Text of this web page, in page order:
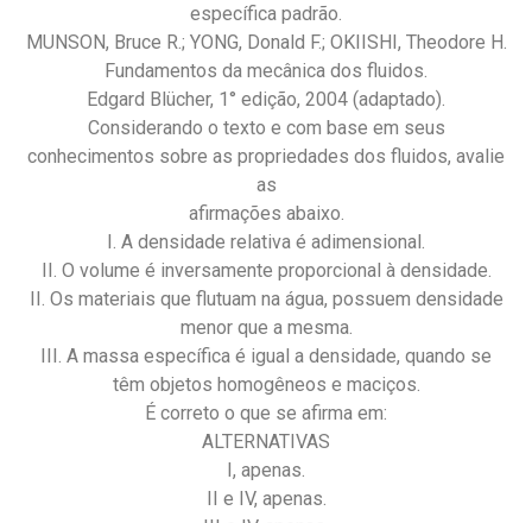
específica padrão.
MUNSON, Bruce R.; YONG, Donald F.; OKIISHI, Theodore H.
Fundamentos da mecânica dos fluidos.
Edgard Blücher, 1° edição, 2004 (adaptado).
Considerando o texto e com base em seus
conhecimentos sobre as propriedades dos fluidos, avalie
as
afirmações abaixo.
I. A densidade relativa é adimensional.
II. O volume é inversamente proporcional à densidade.
II. Os materiais que flutuam na água, possuem densidade
menor que a mesma.
III. A massa específica é igual a densidade, quando se
têm objetos homogêneos e maciços.
É correto o que se afirma em:
ALTERNATIVAS
I, apenas.
II e IV, apenas.